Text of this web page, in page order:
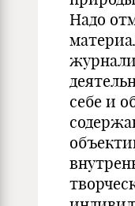
Надо
себе и